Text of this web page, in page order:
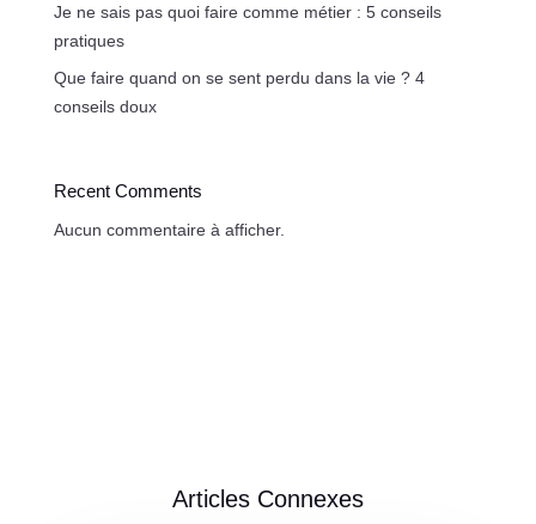
Je ne sais pas quoi faire comme métier : 5 conseils
pratiques
Que faire quand on se sent perdu dans la vie ? 4
conseils doux
Recent Comments
Aucun commentaire à afficher.
Articles Connexes